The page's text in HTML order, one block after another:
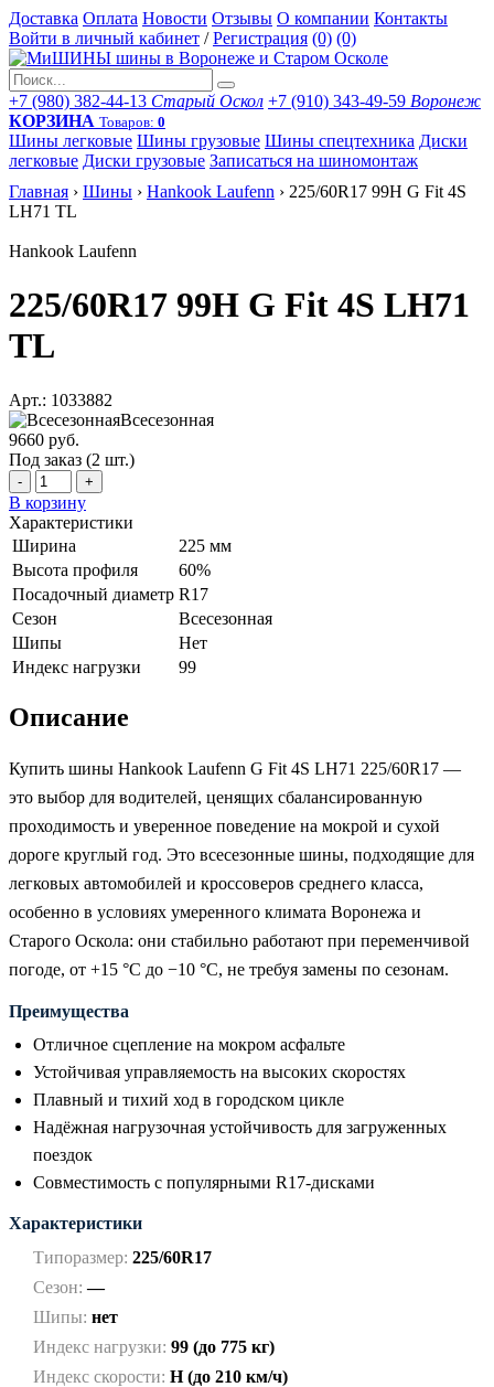
Доставка Оплата Новости Отзывы О компании Контакты
Войти в личный кабинет / Регистрация (0) (0)
+7 (980) 382-44-13 Старый Оскол +7 (910) 343-49-59 Воронеж
КОРЗИНА Товаров: 0
Шины легковые Шины грузовые Шины спецтехника Диски
легковые Диски грузовые Записаться на шиномонтаж
Главная › Шины › Hankook Laufenn › 225/60R17 99H G Fit 4S
LH71 TL
Hankook Laufenn
225/60R17 99H G Fit 4S LH71
TL
Арт.: 1033882
Всесезонная
9660 руб.
Под заказ (2 шт.)
- +
В корзину
Характеристики
Ширина
225 мм
Высота профиля
60%
Посадочный диаметр R17
Сезон
Всесезонная
Шипы
Нет
Индекс нагрузки
99
Описание
Купить шины Hankook Laufenn G Fit 4S LH71 225/60R17 —
это выбор для водителей, ценящих сбалансированную
проходимость и уверенное поведение на мокрой и сухой
дороге круглый год. Это всесезонные шины, подходящие для
легковых автомобилей и кроссоверов среднего класса,
особенно в условиях умеренного климата Воронежа и
Старого Оскола: они стабильно работают при переменчивой
погоде, от +15 °C до −10 °C, не требуя замены по сезонам.
Преимущества
Отличное сцепление на мокром асфальте
Устойчивая управляемость на высоких скоростях
Плавный и тихий ход в городском цикле
Надёжная нагрузочная устойчивость для загруженных
поездок
Совместимость с популярными R17-дисками
Характеристики
Типоразмер: 225/60R17
Сезон: —
Шипы: нет
Индекс нагрузки: 99 (до 775 кг)
Индекс скорости: H (до 210 км/ч)